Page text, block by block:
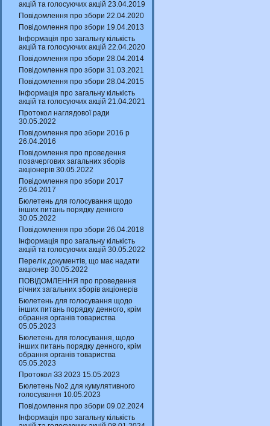
акцій та голосуючих акцій 23.04.2019
Повідомлення про збори 22.04.2020
Повідомлення про збори 19.04.2013
Інформація про загальну кількість
акцій та голосуючих акцій 22.04.2020
Повідомлення про збори 28.04.2014
Повідомлення про збори 31.03.2021
Повідомлення про збори 28.04.2015
Інформація про загальну кількість
акцій та голосуючих акцій 21.04.2021
Протокол наглядової ради
30.05.2022
Повідомлення про збори 2016 р
26.04.2016
Повідомлення про проведення
позачергових загальних зборів
акціонерів 30.05.2022
Повідомлення про збори 2017
26.04.2017
Бюлетень для голосування щодо
інших питань порядку денного
30.05.2022
Повідомлення про збори 26.04.2018
Інформація про загальну кількість
акцій та голосуючих акцій 30.05.2022
Перелік документів, що має надати
акціонер 30.05.2022
ПОВІДОМЛЕННЯ про проведення
річних загальних зборів акціонерів
Бюлетень для голосування щодо
інших питань порядку денного, крім
обрання органів товариства
05.05.2023
Бюлетень для голосування, щодо
інших питань порядку денного, крім
обрання органів товариства
05.05.2023
Протокол ЗЗ 2023 15.05.2023
Бюлетень No2 для кумулятивного
голосування 10.05.2023
Повідомлення про збори 09.02.2024
Інформація про загальну кількість